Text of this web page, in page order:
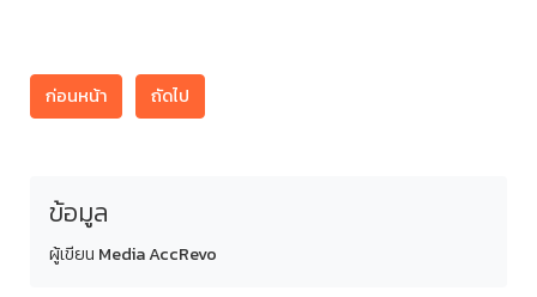
ก่อนหน้า ถัดไป
ข้อมูล
ผู้เขียน Media AccRevo